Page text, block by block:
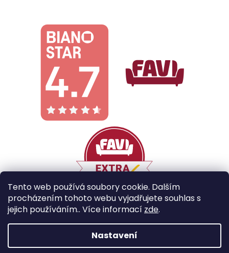
Tento web používá soubory cookie. Dalším
procházením tohoto webu vyjadřujete souhlas s
jejich používáním.. Více informací zde.
Nastavení
Vytvořil Shoptet